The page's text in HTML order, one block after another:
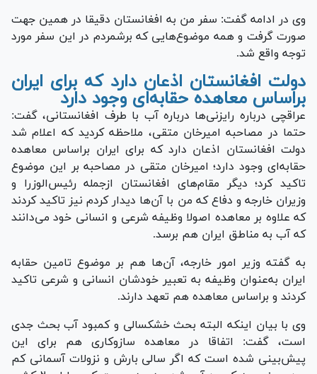
وی در ادامه گفت: سفر من به افغانستان دقیقا در همین جهت
صورت گرفت و همه موضوع‌هایی که برشمردم در این سفر مورد
توجه واقع شد.
دولت افغانستان اذعان دارد که برای ایران
براساس معاهده حقابه‌ای وجود دارد
عراقچی درباره رایزنی‌ها درباره آب با طرف افغانستانی، گفت:
حتما در مصاحبه امیرخان متقی، ملاحظه کردید که اعلام شد
دولت افغانستان اذعان دارد که برای ایران براساس معاهده
حقابه‌ای وجود دارد؛ امیرخان متقی در مصاحبه بر این موضوع
تاکید کرد؛ دیگر مقام‌های افغانستان ازجمله رئیس‌الوزرا و
وزیران خارجه و دفاع که من با آن‌ها دیدار کردم نیز تاکید کردند
که علاوه بر معاهده اصولا وظیفه شرعی و انسانی خود می‌دانند
که آب به مناطق ایران هم برسد.
به گفته وزیر امور خارجه، آن‌ها هم بر موضوع تامین حقابه
ایران به‌عنوان وظیفه به تعبیر خودشان انسانی و شرعی تاکید
کردند و براساس معاهده هم تعهد دارند.
وی با بیان اینکه البته بحث خشکسالی و کمبود آب بحث جدی
است، گفت: اتفاقا در معاهده سازوکاری هم برای این
پیش‌بینی شده است که اگر سالی بارش و نزولات آسمانی کم